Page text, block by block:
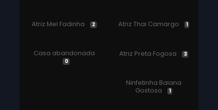
Atriz Mel Fadinha 2 Atriz Thai Camargo 1
Casa abandonada
0
Atriz Preta Fogosa 3
Ninfetinha Baiana
Gostosa
1